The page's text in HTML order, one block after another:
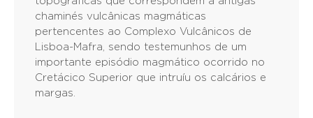
chaminés vulcânicas magmáticas
pertencentes ao Complexo Vulcânicos de
Lisboa-Mafra, sendo testemunhos de um
importante episódio magmático ocorrido no
Cretácico Superior que intruíu os calcários e
margas.